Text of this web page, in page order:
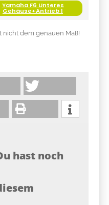
Yamaha F6 Unteres
Gehäuse+Antrieb 1
nicht dem genauen Maß!
hast noch